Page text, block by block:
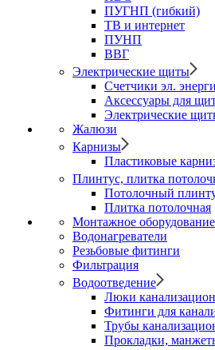
ПУГНП (гибкий)
ТВ и интернет
ПУНП
ВВГ
Электрические щиты
Счетчики эл.
Аксессуары для
Электрические
Жалюзи
Карнизы
Пластиковые
Плинтус, плитка
Потолочный
Плитка потолочная
Монтажное
Водонагреватели
Резьбовые фитинги
Фильтрация
Водоотведение
Люки
Фитинги для
Трубы
Прокладки,